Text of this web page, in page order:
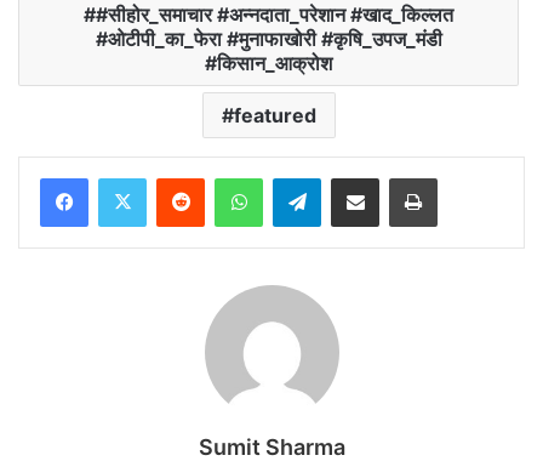
#सीहोर_समाचार #अन्नदाता_परेशान #खाद_किल्लत
#ओटीपी_का_फेरा #मुनाफाखोरी #कृषि_उपज_मंडी
#किसान_आक्रोश
featured
Telegram
Sumit Sharma